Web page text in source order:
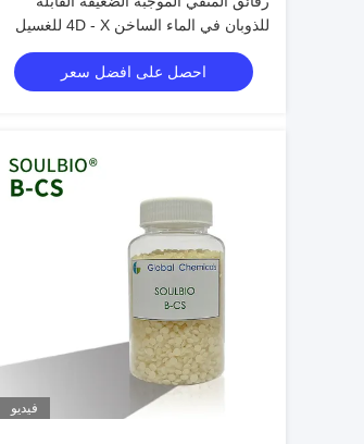
للذوبان في الماء الساخن 4D - X للغسيل
الأصفر الباهت
احصل على افضل سعر
فيديو